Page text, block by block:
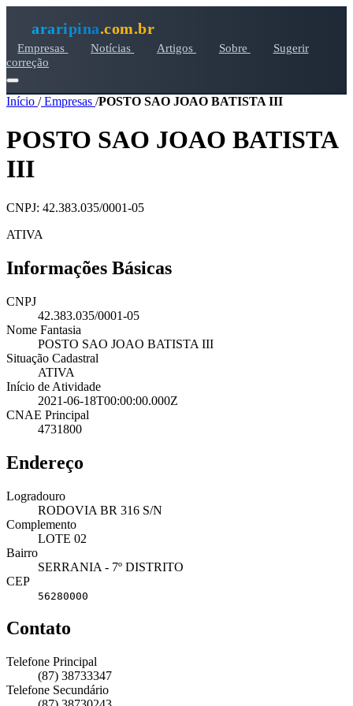
araripina.com.br
Empresas Notícias Artigos Sobre
Sugerir
correção
Início /Empresas /POSTO SAO JOAO BATISTA III
POSTO SAO JOAO BATISTA
III
CNPJ: 42.383.035/0001-05
ATIVA
Informações Básicas
CNPJ
42.383.035/0001-05
Nome Fantasia
POSTO SAO JOAO BATISTA III
Situação Cadastral
ATIVA
Início de Atividade
2021-06-18T00:00:00.000Z
CNAE Principal
4731800
Endereço
Logradouro
RODOVIA BR 316 S/N
Complemento
LOTE 02
Bairro
SERRANIA - 7º DISTRITO
CEP
56280000
Contato
Telefone Principal
(87) 38733347
Telefone Secundário